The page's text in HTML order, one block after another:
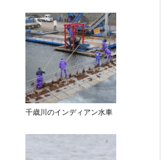
千歳川のインディアン水車